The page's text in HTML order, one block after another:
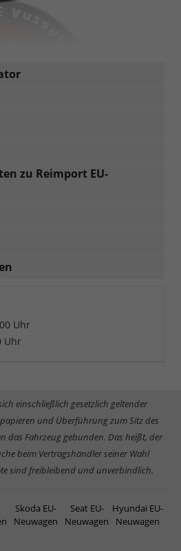
zu Reimport EU-
Uhr
Uhr
einschließlich gesetzlich geltender
und Überführung zum Sitz des
das Fahrzeug gebunden. Das heißt, der
beim Vertragshändler seiner Wahl
sind freibleibend und unverbindlich.
Skoda EU-
Neuwagen
Seat EU-
Neuwagen
Hyundai EU-
Neuwagen